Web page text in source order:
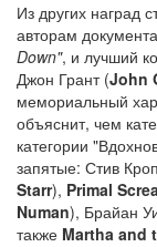
Из других наград
авторам
Down", и лучший
Джон Грант (John
мемориальный
объяснит, чем
категории
запятые: Стив
Starr), Primal
Numan), Брайан
также Martha and